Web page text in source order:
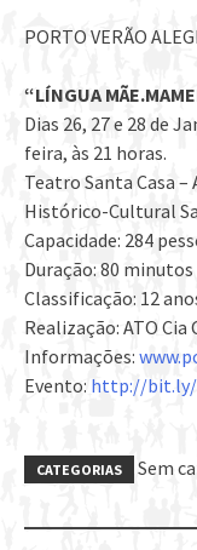
PORTO VERÃO
“LÍNGUA
Dias 26, 27 e 28 de
feira, às 21 horas.
Teatro Santa Casa –
Histórico-Cultural
Capacidade: 284
Duração: 80 minutos
Classificação: 12
Realização: ATO Cia
Informações:
Evento: http://bit.ly/
CATEGORIAS Sem